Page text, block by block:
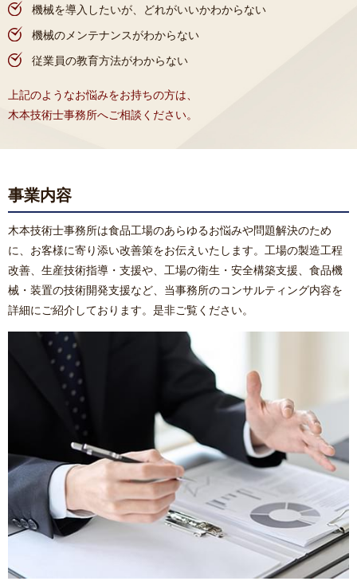
機械を導入したいが、どれがいいかわからない
機械のメンテナンスがわからない
従業員の教育方法がわからない
上記のようなお悩みをお持ちの方は、
木本技術士事務所へご相談ください。
事業内容
木本技術士事務所は食品工場のあらゆるお悩みや問題解決のため
に、お客様に寄り添い改善策をお伝えいたします。工場の製造工程
改善、生産技術指導・支援や、工場の衛生・安全構築支援、食品機
械・装置の技術開発支援など、当事務所のコンサルティング内容を
詳細にご紹介しております。是非ご覧ください。